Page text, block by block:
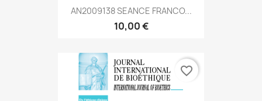
AN2009138 SEANCE FRANCO...
10,00 €
favorite_border